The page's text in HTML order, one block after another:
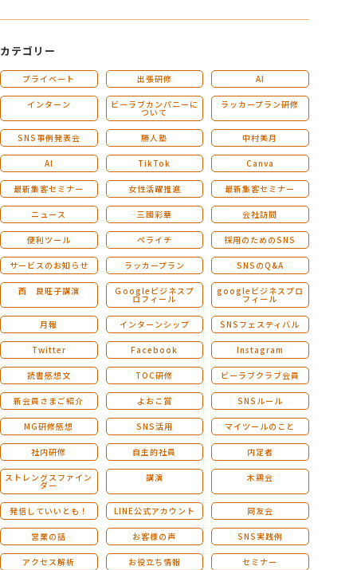
カテゴリー
プライベート 出張研修 AI
インターン ビーラブカンパニーに
ついて
ラッカープラン研修
SNS事例発表会 勝人塾 中村美月
AI TikTok Canva
最新集客セミナー 女性活躍推進 最新集客セミナー
ニュース 三國彩華 会社訪問
便利ツール ペライチ 採用のためのSNS
サービスのお知らせ ラッカープラン SNSのQ&A
西 良旺子講演 Ｇoogleビジネスプ
ロフィール
googleビジネスプロ
フィール
月報 インターンシップ SNSフェスティバル
Twitter Facebook Instagram
読書感想文 TOC研修 ビーラブクラブ会員
新会員さまご紹介 よおこ賞 SNSルール
MG研修感想 SNS活用 マイツールのこと
社内研修 自主的社員 内定者
ストレングスファイン
ダー
講演 木鶏会
発信していいとも！ LINE公式アカウント 同友会
営業の話 お客様の声 SNS実践例
アクセス解析 お役立ち情報 セミナー